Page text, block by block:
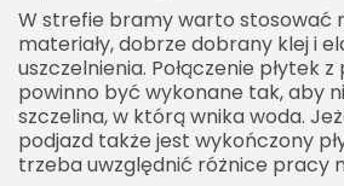
W strefie bramy warto stosować
materiały, dobrze dobrany klej i
uszczelnienia. Połączenie płytek
powinno być wykonane tak, aby
szczelina, w którą wnika woda.
podjazd także jest wykończony
trzeba uwzględnić różnice pracy